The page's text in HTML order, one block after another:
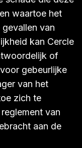
waartoe het
van
kan Cercle
of
gebeurlijke
van het
zich te
van
aan de